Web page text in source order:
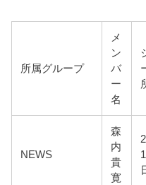
所属グループ
メ
ン
バ
ー
名
NEWS
森
内
貴
寛